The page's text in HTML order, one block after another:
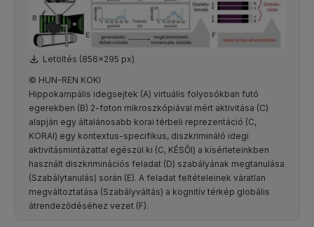
Letöltés (856x295 px)
© HUN-REN KOKI
Hippokampális idegsejtek (A) virtuális folyosókban futó
egerekben (B) 2-foton mikroszkópiával mért aktivitása (C)
alapján egy általánosabb korai térbeli reprezentáció (C,
KORAI) egy kontextus-specifikus, diszkrimináló idegi
aktivitásmintázattal egészül ki (C, KÉSŐI) a kísérleteinkben
használt diszkriminációs feladat (D) szabályának megtanulása
(Szabálytanulás) során (E). A feladat feltételeinek váratlan
megváltoztatása (Szabályváltás) a kognitív térkép globális
átrendeződéséhez vezet (F).